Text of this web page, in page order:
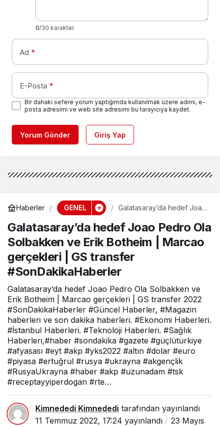
0/30 karakter
Ad *
E-Posta *
Bir dahaki sefere yorum yaptığımda kullanılmak üzere adımı, e-
posta adresimi ve web site adresimi bu tarayıcıya kaydet.
Yorum Gönder Giriş Yap
Haberler GENEL
Galatasaray’da hedef Joao
Erik Botheim | Marcao
gerçekleri | GS transfer
#SonDakikaHaberler
Galatasaray’da hedef Joao Pedro Ola
Solbakken ve Erik Botheim | Marcao
gerçekleri | GS transfer
#SonDakikaHaberler
Galatasaray’da hedef Joao Pedro Ola Solbakken ve
Erik Botheim | Marcao gerçekleri | GS transfer 2022
#SonDakikaHaberler #Güncel Haberler, #Magazin
haberleri ve son dakika haberleri. #Ekonomi Haberleri.
#İstanbul Haberleri. #Teknoloji Haberleri. #Sağlık
Haberleri,#haber #sondakika #gazete #güçlütürkiye
#afyasası #eyt #akp #yks2022 #altın #dolar #euro
#piyasa #ertuğrul #rusya #ukrayna #akgençlik
#RusyaUkrayna #haber #akp #uzunadam #tsk
#receptayyiperdogan #rte…
Kimnededi Kimnededi tarafından yayınlandı
11 Temmuz 2022, 17:24 yayınlandı
23 Mayıs